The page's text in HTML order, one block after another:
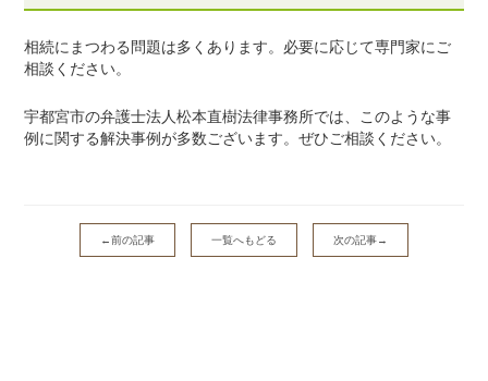
相続にまつわる問題は多くあります。必要に応じて専門家にご
相談ください。
宇都宮市の弁護士法人松本直樹法律事務所では、このような事
例に関する解決事例が多数ございます。ぜひご相談ください。
←前の記事 一覧へもどる 次の記事→